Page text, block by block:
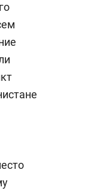
работа
и физическим
как основа
команд